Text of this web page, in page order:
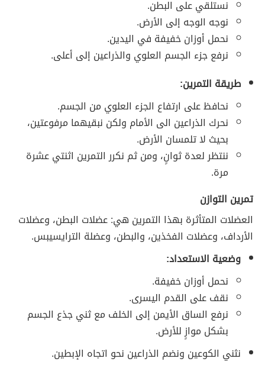
نستلقي على البطن.
نوجه الوجه إلى الأرض.
نحمل أوزان خفيفة في اليدين.
نرفع جزء الجسم العلوي والذراعين إلى أعلى.
طريقة التمرين:
نحافظ على ارتفاع الجزء العلوي من الجسم.
نحرك الذراعين الى الأمام ولكن نبقيهما مرفوعتين،
بحيث لا تلمسان الأرض.
ننتظر لعدة ثوانٍ، ومن ثم نكرر التمرين اثنتي عشرة
مرة.
تمرين التوازن
العضلات المتأثرة بهذا التمرين هي: عضلات البطن، وعضلات
الأرداف، وعضلات الفخذين، والبطن، وعضلة الترايسيبس.
وضعية الاستعداد:
نحمل أوزان خفيفة.
نقف على القدم اليسرى.
نرفع الساق الأيمن إلى الخلف مع ثني جذع الجسم
بشكل موازٍ للأرض.
نثني الكوعين ونضم الذراعين نحو اتجاه الإبطين.